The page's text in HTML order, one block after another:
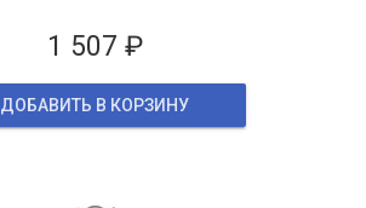
1 507 ₽
ДОБАВИТЬ В КОРЗИНУ